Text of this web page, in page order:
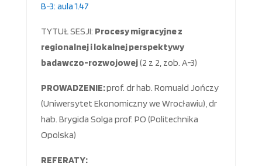
B-3: aula 1.47
TYTUŁ SESJI: Procesy migracyjne z
regionalnej i lokalnej perspektywy
badawczo-rozwojowej(2 z 2, zob. A-3)
PROWADZENIE:prof. dr hab. Romuald Jończy
(Uniwersytet Ekonomiczny we Wrocławiu), dr
hab. Brygida Solga prof. PO (Politechnika
Opolska)
REFERATY: